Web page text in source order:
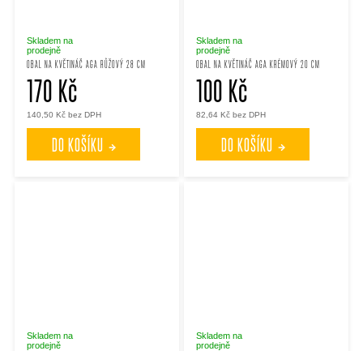
OBAL NA KVĚTINÁČ AGA RŮŽOVÝ 28 CM
Skladem na
prodejně
140,50 Kč bez DPH
170 Kč
DO KOŠÍKU
OBAL NA KVĚTINÁČ AGA KRÉMOVÝ 20 CM
Skladem na
prodejně
82,64 Kč bez DPH
100 Kč
DO KOŠÍKU
Skladem na
prodejně
Skladem na
prodejně